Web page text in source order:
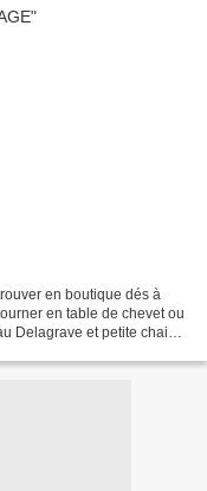
en boutique dés à
en table de chevet ou
Delagrave et petite chaise